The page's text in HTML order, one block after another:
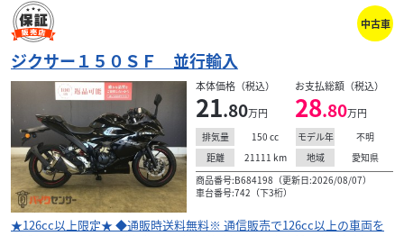
本体価格:
★126cc以上限定★ ◆通販時送料無料 通信販売で126cc以上
の車両をご成約頂いた際は、ご自宅への送料が無料です。
◆店舗間送料無料※ 同エリア...
中古車
ジクサー１５０ＳＦ 並行輸入
本体価格（税込）
21.80万円
お支払総額（税込）
28.80万円
排気量 150 cc モデル年
不明
距離
21111 km 地域
愛知県
商品番号:B684198（更新日:2026/08/07）
車台番号:742（下3桁）
★126cc以上限定★ ◆通販時送料無料※ 通信販売で126cc以上の車両を